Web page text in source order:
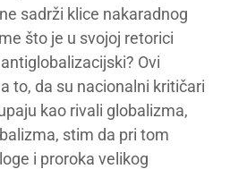
sadrži klice nakaradnog
što je u svojoj retorici
Ovi
to, da su nacionalni kritičari
kao rivali globalizma,
stim da pri tom
i proroka velikog